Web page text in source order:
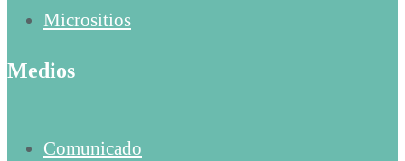
Micrositios
Medios
Comunicado